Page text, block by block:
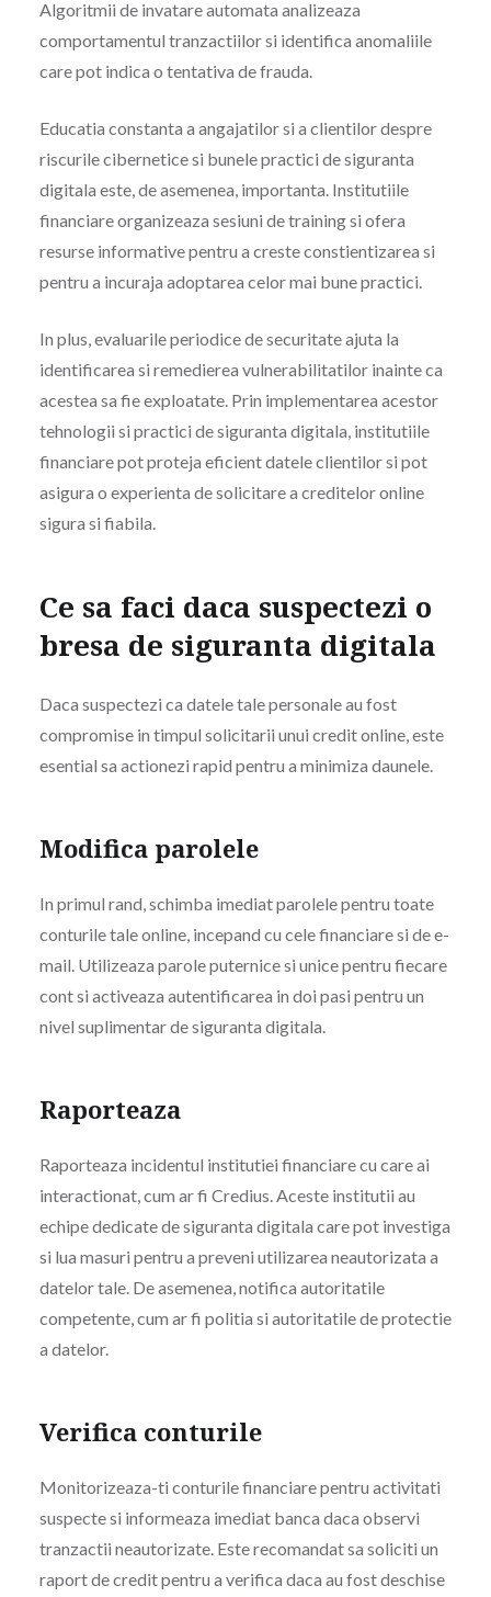
Algoritmii de invatare automata analizeaza
comportamentul tranzactiilor si identifica anomaliile
care pot indica o tentativa de frauda.
Educatia constanta a angajatilor si a clientilor despre
riscurile cibernetice si bunele practici de siguranta
digitala este, de asemenea, importanta. Institutiile
financiare organizeaza sesiuni de training si ofera
resurse informative pentru a creste constientizarea si
pentru a incuraja adoptarea celor mai bune practici.
In plus, evaluarile periodice de securitate ajuta la
identificarea si remedierea vulnerabilitatilor inainte ca
acestea sa fie exploatate. Prin implementarea acestor
tehnologii si practici de siguranta digitala, institutiile
financiare pot proteja eficient datele clientilor si pot
asigura o experienta de solicitare a creditelor online
sigura si fiabila.
Ce sa faci daca suspectezi o
bresa de siguranta digitala
Daca suspectezi ca datele tale personale au fost
compromise in timpul solicitarii unui credit online, este
esential sa actionezi rapid pentru a minimiza daunele.
Modifica parolele
In primul rand, schimba imediat parolele pentru toate
conturile tale online, incepand cu cele financiare si de e-
mail. Utilizeaza parole puternice si unice pentru fiecare
cont si activeaza autentificarea in doi pasi pentru un
nivel suplimentar de siguranta digitala.
Raporteaza
Raporteaza incidentul institutiei financiare cu care ai
interactionat, cum ar fi Credius. Aceste institutii au
echipe dedicate de siguranta digitala care pot investiga
si lua masuri pentru a preveni utilizarea neautorizata a
datelor tale. De asemenea, notifica autoritatile
competente, cum ar fi politia si autoritatile de protectie
a datelor.
Verifica conturile
Monitorizeaza-ti conturile financiare pentru activitati
suspecte si informeaza imediat banca daca observi
tranzactii neautorizate. Este recomandat sa soliciti un
raport de credit pentru a verifica daca au fost deschise